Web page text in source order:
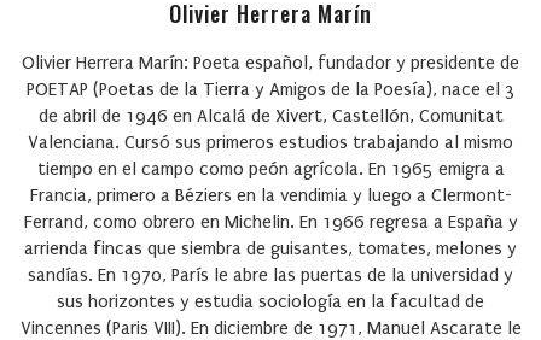
Olivier Herrera Marín
Olivier Herrera Marín: Poeta español, fundador y presidente de
POETAP (Poetas de la Tierra y Amigos de la Poesía), nace el 3
de abril de 1946 en Alcalá de Xivert, Castellón, Comunitat
Valenciana. Cursó sus primeros estudios trabajando al mismo
tiempo en el campo como peón agrícola. En 1965 emigra a
Francia, primero a Béziers en la vendimia y luego a Clermont-
Ferrand, como obrero en Michelin. En 1966 regresa a España y
arrienda fincas que siembra de guisantes, tomates, melones y
sandías. En 1970, París le abre las puertas de la universidad y
sus horizontes y estudia sociología en la facultad de
Vincennes (Paris VIII). En diciembre de 1971, Manuel Ascarate le